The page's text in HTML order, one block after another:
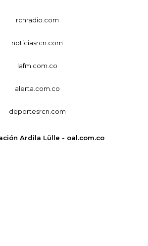
rcnradio.com
noticiasrcn.com
lafm.com.co
alerta.com.co
deportesrcn.com
Ardila Lülle - oal.com.co